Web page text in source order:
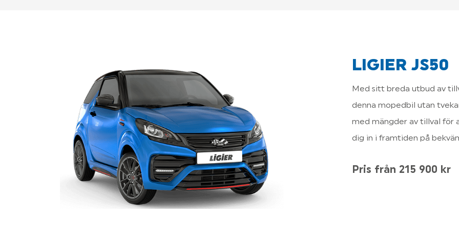
LIGIER JS50
Med sitt breda utbud av
denna mopedbil utan
med mängder av tillval för
dig in i framtiden på
Pris från 215 900 kr